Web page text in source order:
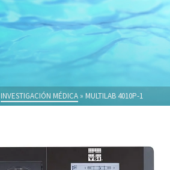
INVESTIGACIÓN MÉDICA » MULTILAB 4010P-1